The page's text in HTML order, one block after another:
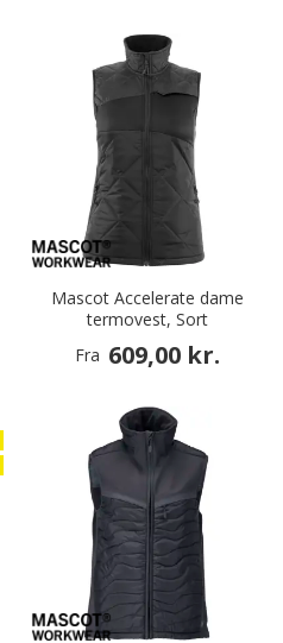
Mascot Accelerate dame
termovest, Sort
Fra 609,00 kr.